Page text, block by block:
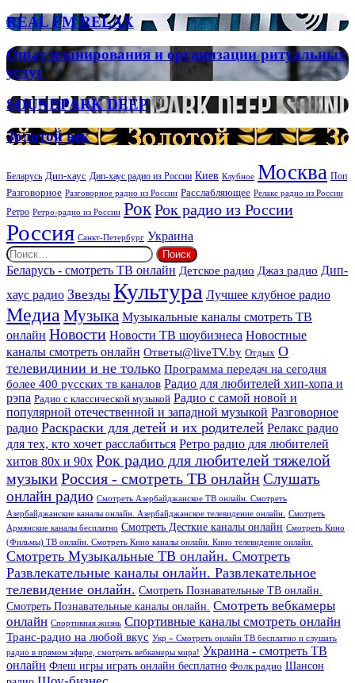
LIGHTS
REAL
FM
RELAX
REAL FM RELAX
Опыт
планирования
и
организации
ритуальных
Опыт планирования и организации ритуальных
услуг
SOUNDPARK
DEEP
SOUNDPARK DEEP
Золотой
век
Золотой век
Беларусь Дип-хаус Дип-хаус радио из России Киев Клубное Москва Поп
Разговорное Разговорное радио из России Расслабляющее Релакс радио из России
Ретро Ретро-радио из России РокРок радио из России
Россия Санкт-Петербург Украина
Найти:
Беларусь - смотреть ТВ онлайн Детское радио Джаз радио Дип-
хаус радио Звезды Культура Лучшее клубное радио
Медиа Музыка Музыкальные каналы смотреть ТВ
онлайн Новости Новости ТВ шоубизнеса Новостные
каналы смотреть онлайн Ответы@liveTV.by Отдых О
телевидинии и не только Программа передач на сегодня
более 400 русских тв каналов Радио для любителей хип-хопа и
рэпа Радио с классической музыкой Радио с самой новой и
популярной отечественной и западной музыкой Разговорное
радио Раскраски для детей и их родителей Релакс радио
для тех, кто хочет расслабиться Ретро радио для любителей
хитов 80х и 90х Рок радио для любителей тяжелой
музыкиРоссия - смотреть ТВ онлайнСлушать
онлайн радио Смотреть Азербайджанское ТВ онлайн. Смотреть
Азербайджанские каналы онлайн. Азербайджанское телевидение онлайн.
Смотреть
Армянские каналы бесплатно Смотреть Десткие каналы онлайн Смотреть Кино
(Фильмы) ТВ онлайн. Смотреть Кино каналы онлайн. Кино телевидение онлайн.
Смотреть Музыкальные ТВ онлайн. Смотреть
Развлекательные каналы онлайн. Развлекательное
телевидение онлайн. Смотреть Познавательные ТВ онлайн.
Смотреть Познавательные каналы онлайн. Смотреть вебкамеры
онлайн Спортивная жизнь Спортивные каналы смотреть онлайн
Транс-радио на любой вкус Укр » Смотреть онлайн ТВ бесплатно и слушать
радио в прямом эфире, смотреть вебкамеры мира! Украина - смотреть ТВ
онлайн Флеш игры играть онлайн бесплатно Фолк радио Шансон